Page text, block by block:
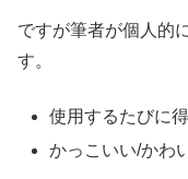
ですが筆者が個人的
す。
使用するたびに
かっこいい/かわ